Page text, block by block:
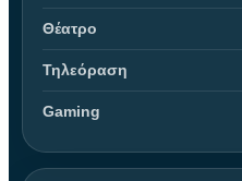
Θέατρο
Τηλεόραση
Gaming